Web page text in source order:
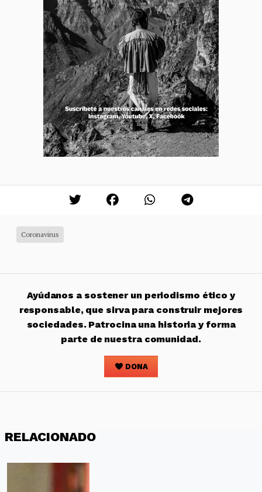
Coronavirus
Ayúdanos a sostener un periodismo ético y
responsable, que sirva para construir mejores
sociedades. Patrocina una historia y forma
parte de nuestra comunidad.
DONA
RELACIONADO